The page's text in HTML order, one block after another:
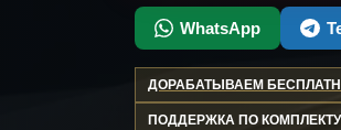
WhatsApp
ДОРАБАТЫВАЕМ
ПОДДЕРЖКА ПО КОМПЛЕКТУ